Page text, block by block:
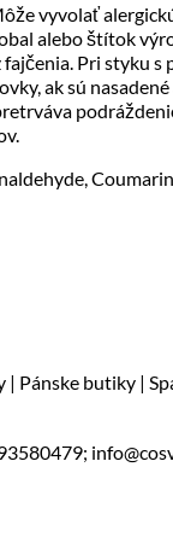
vyvolať
alebo štítok
Pri styku
ak sú
Pánske butiky |